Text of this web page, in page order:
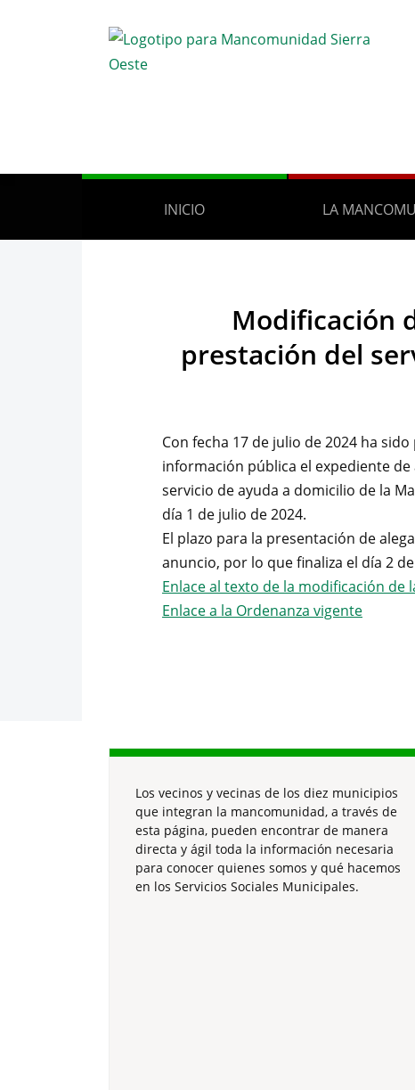
INICIO LA
Modificación
prestación del
Con fecha 17 de julio de 2024 ha
información pública el expediente
servicio de ayuda a domicilio de la
día 1 de julio de 2024.
El plazo para la presentación de
anuncio, por lo que finaliza el día 2
Enlace al texto de la modificación de
Enlace a la Ordenanza vigente
Los vecinos y vecinas de los diez municipios
que integran la mancomunidad, a través de
esta página, pueden encontrar de manera
directa y ágil toda la información necesaria
para conocer quienes somos y qué hacemos
en los Servicios Sociales Municipales.